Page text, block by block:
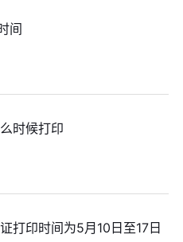
间
时候打印
打印时间为5月10日至17日